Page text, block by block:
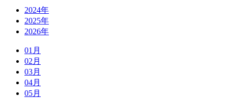
2024年
2025年
2026年
01月
02月
03月
04月
05月